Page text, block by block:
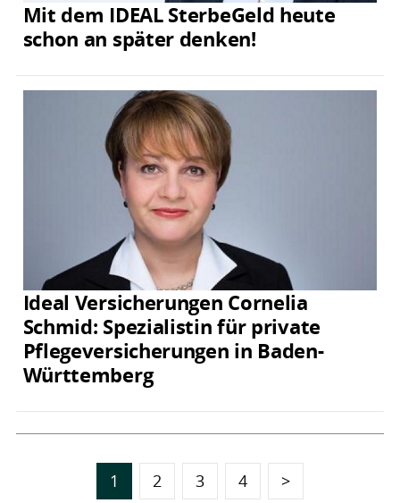
Mit dem IDEAL SterbeGeld heute
schon an später denken!
Ideal Versicherungen Cornelia
Schmid: Spezialistin für private
Pflegeversicherungen in Baden-
Württemberg
1 2 3 4 >